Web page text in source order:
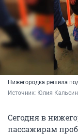
Нижегородка решила
Источник: Юлия
Сегодня в
пассажирам